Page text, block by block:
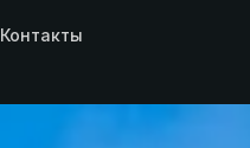
Контакты